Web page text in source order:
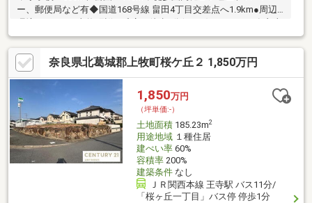
ー、郵便局など有◆国道168号線 畠田4丁目交差点へ1.9km●周辺
牧店へ徒歩8分(610m)～ウエルシア上牧片岡台店へ徒歩11分
(870m)～西大和高塚台郵便局へ徒歩8分(590m)～奈良友紘会病院
へ徒歩16分(1260m)～桜ヶ丘1丁目公園へ徒歩2分(110m)～国道
168号線 畠田4丁目交差点へ車5分(1.9km)～上牧町立上牧第二小学
校へ徒歩8分(580m)～上牧町立上牧第二中学校へ徒歩20分(1600m)
奈良県北葛城郡上牧町桜ケ丘２ 1,850万円
1,850万円
（坪単価:-）
土地面積185.23m2
用途地域１種住居
建ぺい率60%
容積率200%
建築条件なし
ＪＲ関西本線 王寺駅 バス11分/
「桜ヶ丘一丁目」バス停 停歩1分